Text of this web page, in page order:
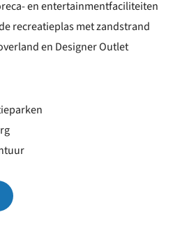
en entertainmentfaciliteiten
recreatieplas met zandstrand
en Designer Outlet